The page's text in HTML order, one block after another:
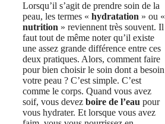
Lorsqu’il s’agit de prendre soin de la
peau, les termes « hydratation » ou «
nutrition » reviennent très souvent. Il
faut tout de même noter qu’il existe
une assez grande différence entre ces
deux pratiques. Alors, comment faire
pour bien choisir le soin dont a besoin
votre peau ? C’est simple. C’est
comme le corps. Quand vous avez
soif, vous devez boire de l’eau pour
vous hydrater. Et lorsque vous avez